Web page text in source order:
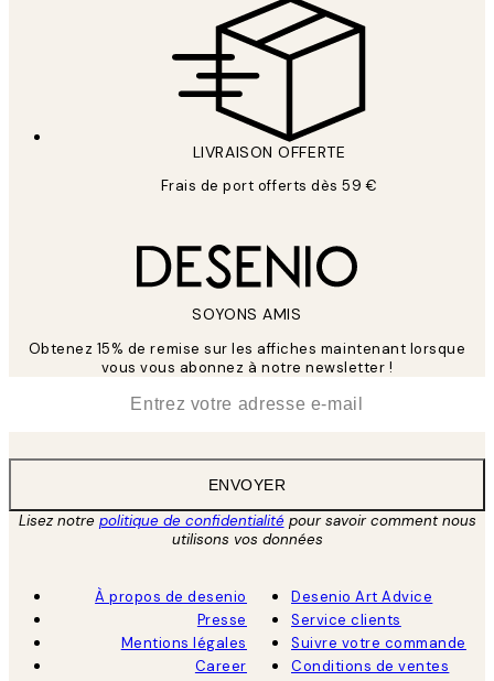
LIVRAISON OFFERTE
Frais de port offerts dès 59 €
SOYONS AMIS
Obtenez 15% de remise sur les affiches maintenant lorsque
vous vous abonnez à notre newsletter !
ENVOYER
Lisez notre politique de confidentialitépour savoir comment nous
utilisons vos données
À propos de desenio
Presse
Mentions légales
Career
Desenio Art Advice
Service clients
Suivre votre commande
Conditions de ventes